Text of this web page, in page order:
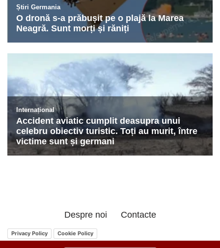
Despre noi Contacte
Privacy Policy Cookie Policy